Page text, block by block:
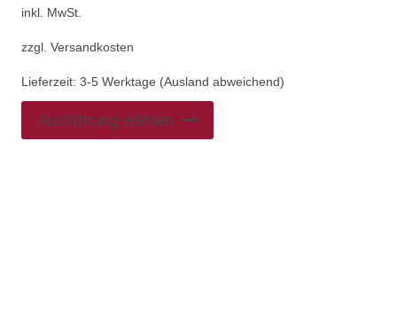
inkl. MwSt.
zzgl. Versandkosten
Lieferzeit: 3-5 Werktage (Ausland abweichend)
Ausführung wählen